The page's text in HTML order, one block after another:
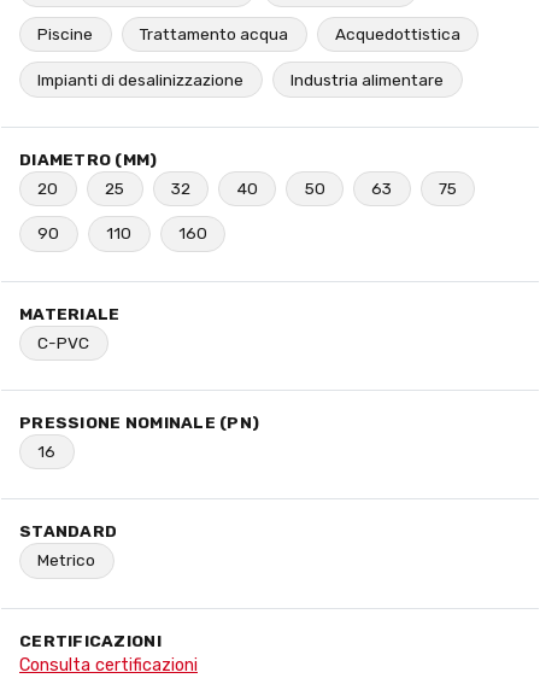
Piscine Trattamento acqua Acquedottistica
Impianti di desalinizzazione Industria alimentare
DIAMETRO (MM)
20
25 32 40 50 63 75
90 110 160
MATERIALE
C-PVC
PRESSIONE NOMINALE (PN)
16
STANDARD
Metrico
CERTIFICAZIONI
Consulta certificazioni